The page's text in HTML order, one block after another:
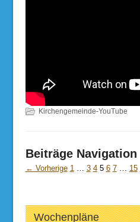
Kirchengemeinde-YouTube
Beiträge Navigation
← Vorherige 1 3 4 5 6 7 15
Wochenpläne